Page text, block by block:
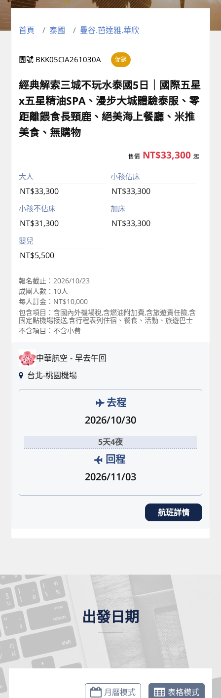
首頁 泰國 曼谷.芭達雅.華欣
促銷
團號 BKK05CIA261030A
經典解索三城不玩水泰國5日｜國際五星
x五星精油SPA、漫步大城體驗泰服、零
距離餵食長頸鹿、絕美海上餐廳、米推
美食、無購物
售價 NT$33,300 起
大人
NT$33,300
小孩佔床
NT$33,300
小孩不佔床
NT$31,300
加床
NT$33,300
嬰兒
NT$5,500
報名截止：2026/10/23
成團人數：10人
每人訂金：NT$10,000
包含項目：含國內外機場稅,含燃油附加費,含旅遊責任險,含
固定點機場接送,含行程表列住宿、餐食、活動、旅遊巴士
不含項目：不含小費
中華航空
早去午回
台北-桃園機場
去程
2026/10/30
5天4夜
回程
2026/11/03
航班詳情
出發日期
月曆模式
表格模式